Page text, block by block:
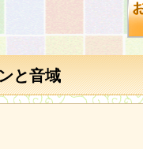
と音域